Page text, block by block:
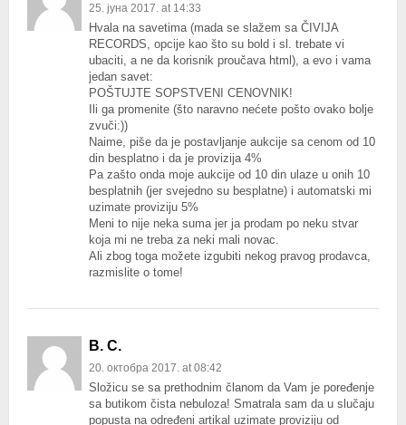
25. јуна 2017. at 14:33
Hvala na savetima (mada se slažem sa ČIVIJA
RECORDS, opcije kao što su bold i sl. trebate vi
ubaciti, a ne da korisnik proučava html), a evo i vama
jedan savet:
POŠTUJTE SOPSTVENI CENOVNIK!
Ili ga promenite (što naravno nećete pošto ovako bolje
zvuči:))
Naime, piše da je postavljanje aukcije sa cenom od 10
din besplatno i da je provizija 4%
Pa zašto onda moje aukcije od 10 din ulaze u onih 10
besplatnih (jer svejedno su besplatne) i automatski mi
uzimate proviziju 5%
Meni to nije neka suma jer ja prodam po neku stvar
koja mi ne treba za neki mali novac.
Ali zbog toga možete izgubiti nekog pravog prodavca,
razmislite o tome!
B. C.
20. октобра 2017. at 08:42
Složicu se sa prethodnim članom da Vam je poređenje
sa butikom čista nebuloza! Smatrala sam da u slučaju
popusta na određeni artikal uzimate proviziju od